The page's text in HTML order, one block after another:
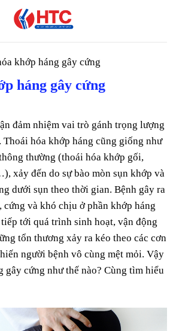
khớp háng gây cứng
háng gây cứng
đảm nhiệm vai trò gánh trọng lượng
Thoái hóa khớp háng cũng giống như
thường (thoái hóa khớp gối,
xảy đến do sự bào mòn sụn khớp và
dưới sụn theo thời gian. Bệnh gây ra
cứng và khó chịu ở phần khớp háng
tới quá trình sinh hoạt, vận động
tổn thương xảy ra kéo theo các cơn
người bệnh vô cùng mệt mỏi. Vậy
gây cứng như thế nào? Cùng tìm hiểu